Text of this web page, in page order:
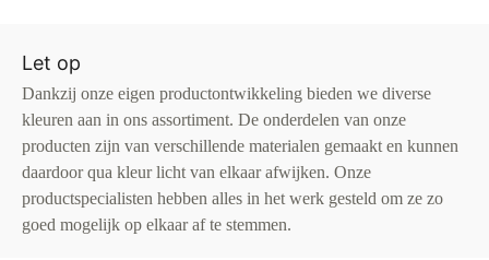
Let op
Dankzij onze eigen productontwikkeling bieden we diverse
kleuren aan in ons assortiment. De onderdelen van onze
producten zijn van verschillende materialen gemaakt en kunnen
daardoor qua kleur licht van elkaar afwijken. Onze
productspecialisten hebben alles in het werk gesteld om ze zo
goed mogelijk op elkaar af te stemmen.